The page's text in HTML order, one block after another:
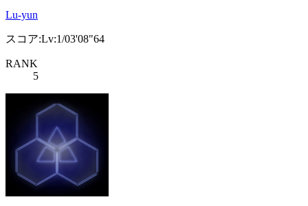
Lu-yun
スコア:Lv:1/03'08"64
RANK
5